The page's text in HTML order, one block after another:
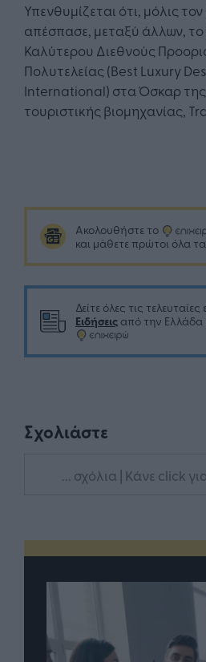
Υπενθυμίζεται ότι, μόλις
απέσπασε, μεταξύ άλλων, το
Καλύτερου Διεθνούς
Πολυτελείας (Best Luxury
International) στα Όσκαρ της
τουριστικής βιομηχανίας,
Ακολουθήστε το
και μάθετε πρώτοι όλα
Δείτε όλες τις τελευταίες
Ειδήσεις από την Ελλάδα
Σχολιάστε
... σχόλια | Κάνε click